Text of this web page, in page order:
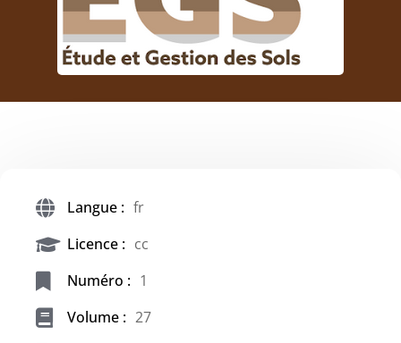
Langue : fr
Licence : cc
Numéro : 1
Volume : 27